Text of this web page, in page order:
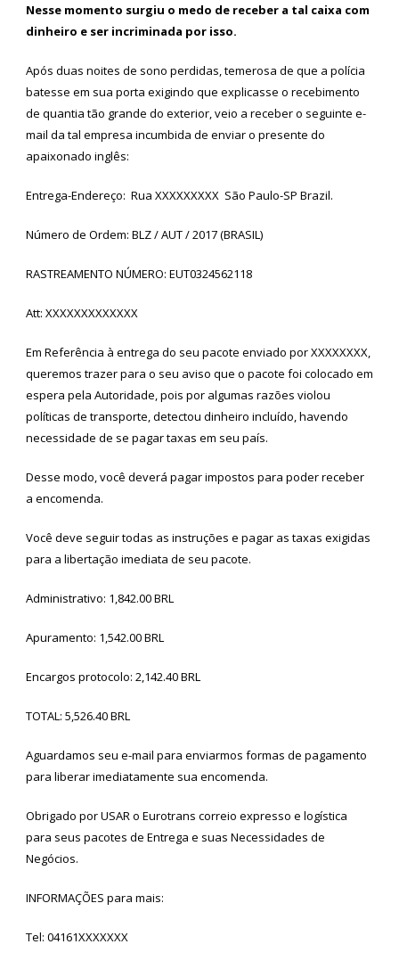
Nesse momento surgiu o medo de receber a tal caixa com
dinheiro e ser incriminada por isso.
Após duas noites de sono perdidas, temerosa de que a polícia
batesse em sua porta exigindo que explicasse o recebimento
de quantia tão grande do exterior, veio a receber o seguinte e-
mail da tal empresa incumbida de enviar o presente do
apaixonado inglês:
Entrega-Endereço: Rua XXXXXXXXX São Paulo-SP Brazil.
Número de Ordem: BLZ / AUT / 2017 (BRASIL)
RASTREAMENTO NÚMERO: EUT0324562118
Att: XXXXXXXXXXXXX
Em Referência à entrega do seu pacote enviado por XXXXXXXX,
queremos trazer para o seu aviso que o pacote foi colocado em
espera pela Autoridade, pois por algumas razões violou
políticas de transporte, detectou dinheiro incluído, havendo
necessidade de se pagar taxas em seu país.
Desse modo, você deverá pagar impostos para poder receber
a encomenda.
Você deve seguir todas as instruções e pagar as taxas exigidas
para a libertação imediata de seu pacote.
Administrativo: 1,842.00 BRL
Apuramento: 1,542.00 BRL
Encargos protocolo: 2,142.40 BRL
TOTAL: 5,526.40 BRL
Aguardamos seu e-mail para enviarmos formas de pagamento
para liberar imediatamente sua encomenda.
Obrigado por USAR o Eurotrans correio expresso e logística
para seus pacotes de Entrega e suas Necessidades de
Negócios.
INFORMAÇÕES para mais:
Tel: 04161XXXXXXX